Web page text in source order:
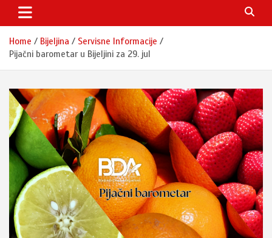
Home Bijeljina
Servisne Informacije
Pijačni barometar u Bijeljini za 29. jul